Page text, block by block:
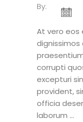
By:
At vero eos
dignissimos
corrupti
excepturi
provident,
officia
laborum